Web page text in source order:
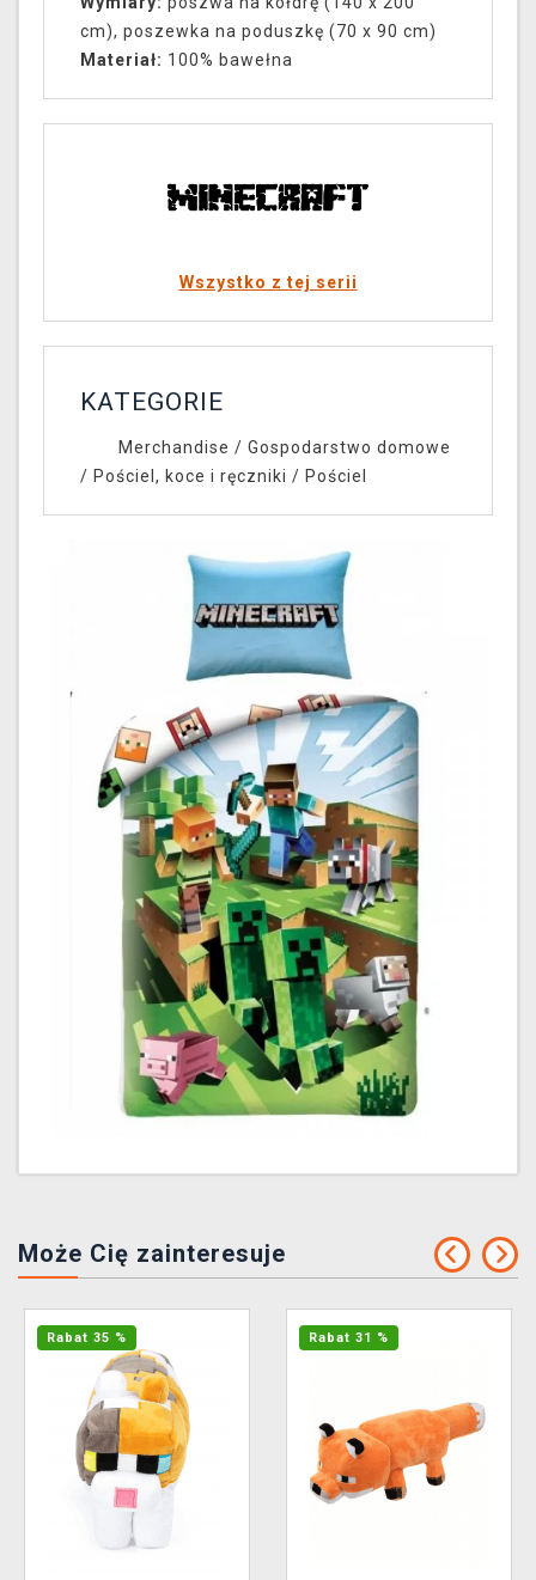
cm), poszewka na poduszkę (70 x 90 cm)
Materiał: 100% bawełna
Wszystko z tej serii
KATEGORIE
Merchandise / Gospodarstwo domowe
/ Pościel, koce i ręczniki / Pościel
Może Cię zainteresuje
Rabat 35 % Rabat 31 %